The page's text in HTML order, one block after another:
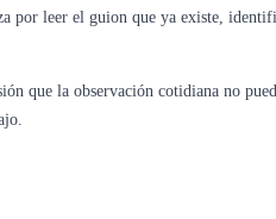
por leer el guion que ya existe,
que la observación cotidiana no